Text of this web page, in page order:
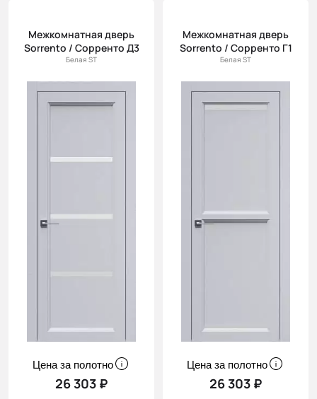
Межкомнатная дверь
Sorrento / Сорренто Д3
Белая ST
Цена за полотно
26 303 ₽
Межкомнатная дверь
Sorrento / Сорренто Г1
Белая ST
Цена за полотно
26 303 ₽